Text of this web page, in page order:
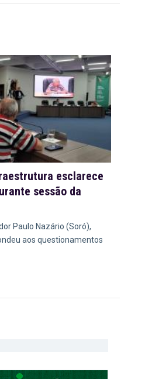
esclarece
sessão da
Paulo Nazário (Soró),
aos questionamentos